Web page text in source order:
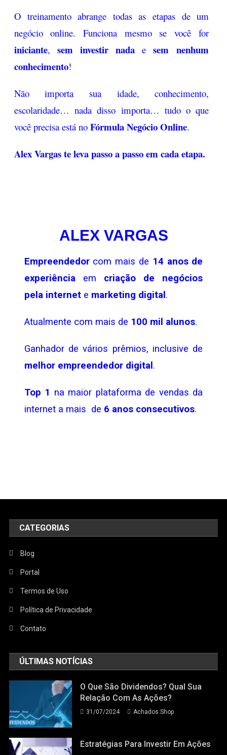
O treinamento abrange todas as etapas de um
negócio online. Funciona mesmo se você for
iniciante, sem investir nada esem nenhum
conhecimento!
Não importa sua idade, conhecimento,
escolaridade… nada disso importa… tudo o que
você precisa está no Fórmula Negócio Online.
Alex Vargas te leva passo a passo em cada etapa.
ALEX VARGAS
Empreendedorcom mais de 14 anos de
experiênciaem criação de negócios
pela internete marketing digital .
Atualmente com mais de 100 mil alunos.
Ganhador de vários prêmios, inclusive de
melhor empreendedor digital .
Top 1 na maior plataforma de vendas da
internet a mais de 6 anos consecutivos.
CATEGORIAS
Blog
Portal
Termos de Uso
Política de Privacidade
Contato
ÚLTIMAS NOTÍCIAS
O Que São Dividendos? Qual Sua
Relação Com As Ações?
31/07/2024 Achados.Shop
Estratégias Para Investir Em Ações